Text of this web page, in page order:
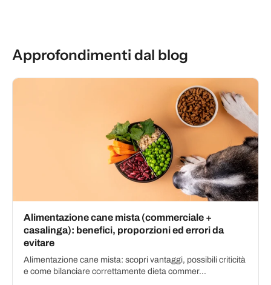
Approfondimenti dal blog
Alimentazione cane mista (commerciale +
casalinga): benefici, proporzioni ed errori da
evitare
Alimentazione cane mista: scopri vantaggi, possibili criticità
e come bilanciare correttamente dieta commer...